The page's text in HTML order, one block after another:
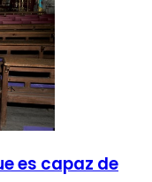
es capaz de